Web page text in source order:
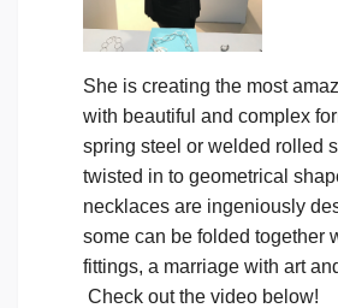
She is creating the most
with beautiful and complex
spring steel or welded rolled
twisted in to geometrical
necklaces are ingeniously
some can be folded together
fittings, a marriage with art
Check out the video below!